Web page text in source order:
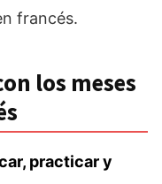
francés.
los meses
practicar y